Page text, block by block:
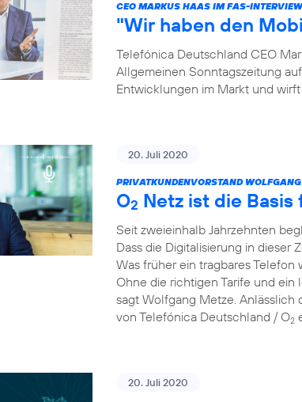
CEO MARKUS HAAS IM FAS-
"Wir haben den
Telefónica Deutschland CEO
Allgemeinen Sonntagszeitung
Entwicklungen im Markt und
20. Juli 2020
PRIVATKUNDENVORSTAND
O2 Netz ist die
Seit zweieinhalb Jahrzehnten
Dass die Digitalisierung in dieser
Was früher ein tragbares Telefon
Ohne die richtigen Tarife und ein
sagt Wolfgang Metze. Anlässlich
von Telefónica Deutschland / O2
20. Juli 2020